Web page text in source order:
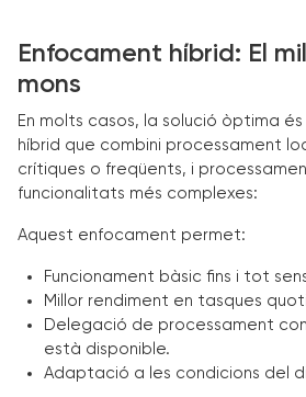
Enfocament híbrid: El
mons
En molts casos, la solució òptima
híbrid que combini processament
crítiques o freqüents, i
funcionalitats més complexes:
Aquest enfocament permet:
Funcionament bàsic fins i tot
Millor rendiment en tasques
Delegació de processament
està disponible.
Adaptació a les condicions del